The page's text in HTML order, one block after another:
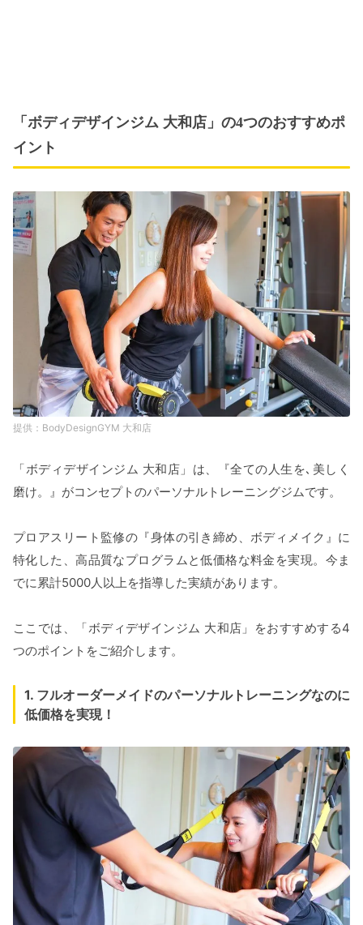
「ボディデザインジム 大和店」の4つのおすすめポ
イント
BodyDesignGYM 大和店
「ボディデザインジム 大和店」は、『全ての人生を､美しく
磨け。』がコンセプトのパーソナルトレーニングジムです。
プロアスリート監修の『身体の引き締め、ボディメイク』に
特化した、高品質なプログラムと低価格な料金を実現。今ま
でに累計5000人以上を指導した実績があります。
ここでは、「ボディデザインジム 大和店」をおすすめする4
つのポイントをご紹介します。
1. フルオーダーメイドのパーソナルトレーニングなのに
低価格を実現！